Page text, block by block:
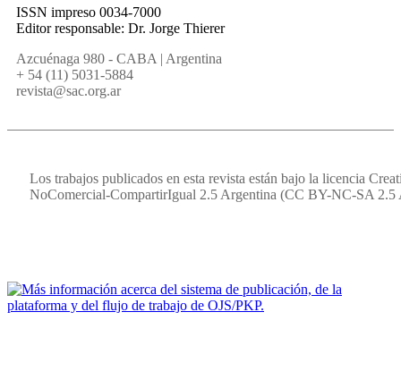
ISSN impreso 0034-7000
Editor responsable: Dr. Jorge Thierer
Azcuénaga 980 - CABA | Argentina
+ 54 (11) 5031-5884
revista@sac.org.ar
Los trabajos publicados en esta revista están bajo la licencia
NoComercial-CompartirIgual 2.5 Argentina (CC BY-NC-SA 2.5